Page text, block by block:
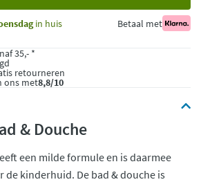
in huis Betaal met
35,- *
retourneren
ons met8,8/10
& Douche
een milde formule en is daarmee
de kinderhuid. De bad & douche is